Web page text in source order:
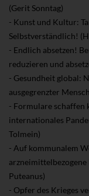
(Gerit Sonntag)
- Kunst und Kultur:
Selbstverständlich!
- Endlich absetzen!
reduzieren und
- Gesundheit global:
ausgegrenzter
- Formulare schaffen
internationales
Tolmein)
- Auf kommunalem
arzneimittelbezogene
Puteanus)
- Opfer des Krieges